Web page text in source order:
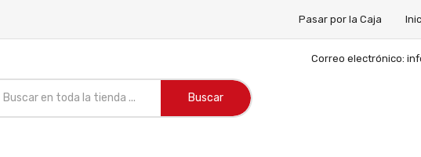
Pasar por la Caja
Correo electrónico:
Buscar